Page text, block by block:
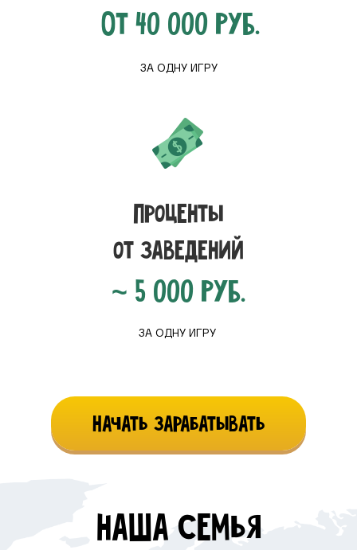
ОТ 40 000 РУБ.
Проценты
от заведений
~ 5 000 РУБ.
Начать зарабатывать
ЗА ОДНУ ИГРУ
ЗА ОДНУ ИГРУ
наша семья